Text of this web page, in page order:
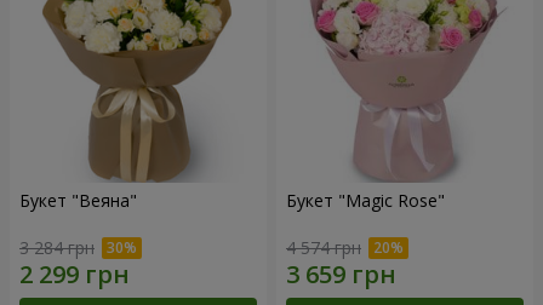
Букет "Веяна"
3 284 грн
Букет "Magic Rose"
4 574 грн